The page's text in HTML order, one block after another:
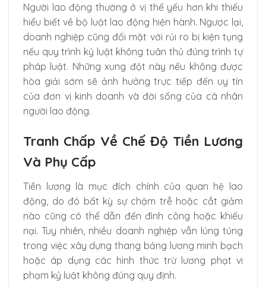
Người lao động thường ở vị thế yếu hơn khi thiếu
hiểu biết về bộ luật lao động hiện hành. Ngược lại,
doanh nghiệp cũng đối mặt với rủi ro bị kiện tụng
nếu quy trình kỷ luật không tuân thủ đúng trình tự
pháp luật. Những xung đột này nếu không được
hòa giải sớm sẽ ảnh hưởng trực tiếp đến uy tín
của đơn vị kinh doanh và đời sống của cá nhân
người lao động.
Tranh Chấp Về Chế Độ Tiền Lương
Và Phụ Cấp
Tiền lương là mục đích chính của quan hệ lao
động, do đó bất kỳ sự chậm trễ hoặc cắt giảm
nào cũng có thể dẫn đến đình công hoặc khiếu
nại. Tuy nhiên, nhiều doanh nghiệp vẫn lúng túng
trong việc xây dựng thang bảng lương minh bạch
hoặc áp dụng các hình thức trừ lương phạt vi
phạm kỷ luật không đúng quy định.